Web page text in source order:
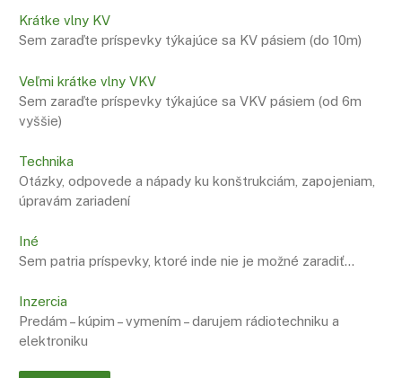
Krátke vlny KV
Sem zaraďte príspevky týkajúce sa KV pásiem (do 10m)
Veľmi krátke vlny VKV
Sem zaraďte príspevky týkajúce sa VKV pásiem (od 6m
vyššie)
Technika
Otázky, odpovede a nápady ku konštrukciám, zapojeniam,
úpravám zariadení
Iné
Sem patria príspevky, ktoré inde nie je možné zaradiť…
Inzercia
Predám – kúpim – vymením – darujem rádiotechniku a
elektroniku